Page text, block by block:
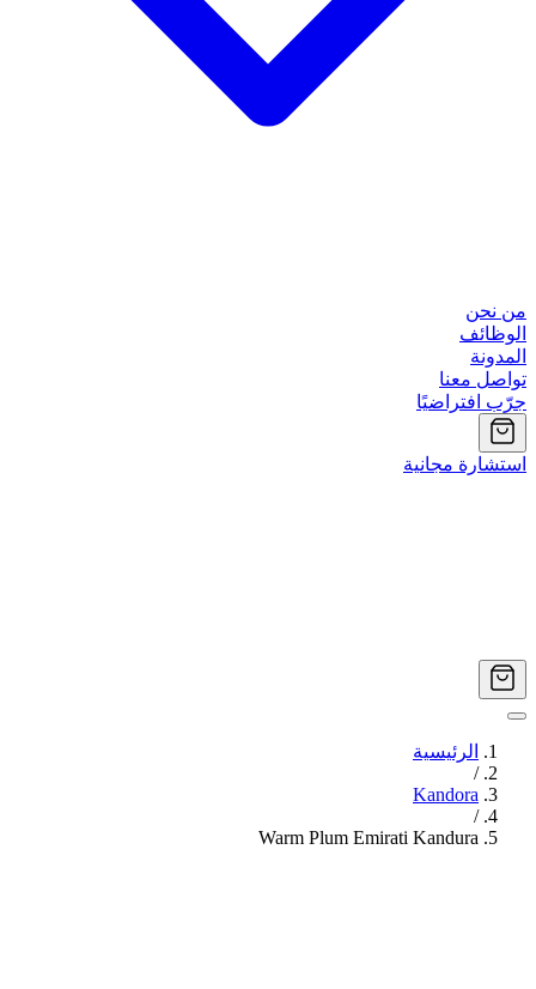
من نحن
الوظائف
المدونة
تواصل معنا
جرّب افتراضيًا
استشارة مجانية
الرئيسية
/
Kandora
/
Warm Plum Emirati Kandura